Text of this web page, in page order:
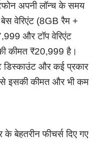
अपनी लॉन्च के समय
वेरिएंट (8GB रैम +
और टॉप वेरिएंट
कीमत ₹20,999 है।
और कई प्रकार
इसकी कीमत और भी कम
बेहतरीन फीचर्स दिए गए